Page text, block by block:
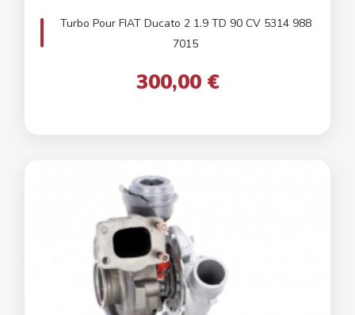
Turbo Pour FIAT Ducato 2 1.9 TD 90 CV 5314 988
7015
300,00 €